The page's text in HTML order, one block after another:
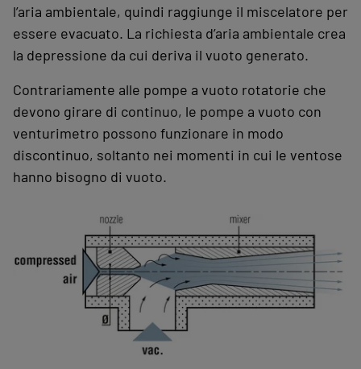
l’aria ambientale, quindi raggiunge il miscelatore per
essere evacuato. La richiesta d’aria ambientale crea
la depressione da cui deriva il vuoto generato.
Contrariamente alle pompe a vuoto rotatorie che
devono girare di continuo, le pompe a vuoto con
venturimetro possono funzionare in modo
discontinuo, soltanto nei momenti in cui le ventose
hanno bisogno di vuoto.